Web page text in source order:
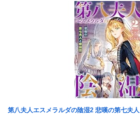
【画像】台湾とフランス、地震発生から6
「避難所」がこちらｗｗｗｗ
【悲報】息子がみいちゃんのママ、限界を
通の家庭を築きたい。普通の子育てをした
【悲報】エアコン業者、正論「エアコンス
【胸糞】Zクソガキ、おばあちゃんをいじ
【悲報】ウミガメの赤ちゃんを放流した人
久保建英超え歴代2位の記録！3得点に絡
日本代表DF冨安健洋の英プレミア・クリ
決定 鎌田大地とチームメイトに
【懐古】5号機の時って面白いA+ARTがた
【朗報】「eF機動戦士ガンダムSEEDクラ
念、このホール打ちたいキャンペーンが始
第八夫人エスメラルダの陰湿2 悲嘆の第七夫